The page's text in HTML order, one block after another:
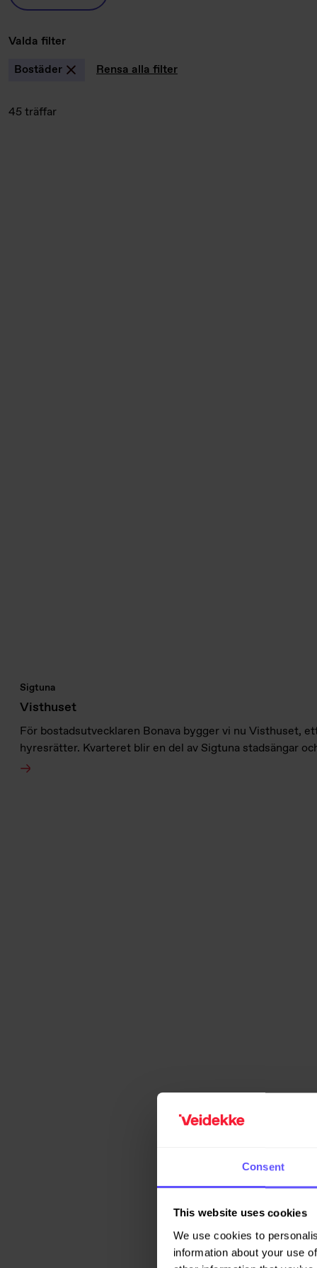
Consent
This website uses cookies
We use cookies to
information about your use
Valda filter
Bostäder
Rensa alla filter
45 träffar
Sigtuna
Visthuset
För bostadsutvecklaren Bonava bygger vi nu Visthuset,
hyresrätter. Kvarteret blir en del av Sigtuna stadsängar